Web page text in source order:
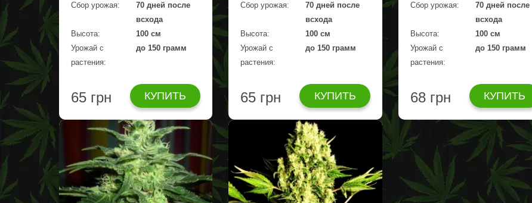
Сбор урожая:
70 дней после
всхода
Высота:
100 см
Урожай с
растения:
до 150 грамм
65 грн КУПИТЬ
Сбор урожая:
70 дней после
всхода
Высота:
100 см
Урожай с
растения:
до 150 грамм
65 грн КУПИТЬ
Сбор урожая:
70 дней после
всхода
Высота:
100 см
Урожай с
растения:
до 150 грамм
68 грн КУПИТЬ